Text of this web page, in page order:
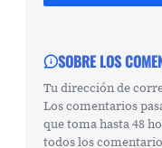
SOBRE LOS
Tu dirección de
Los comentarios
que toma hasta 48
todos los